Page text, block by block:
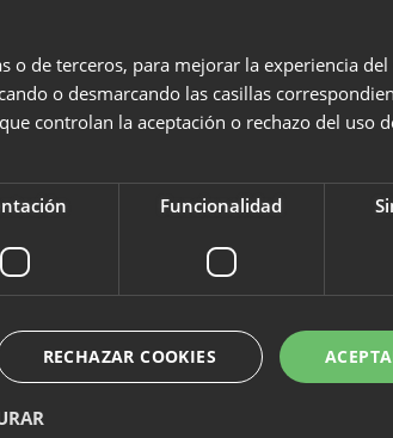
o de terceros, para mejorar la experiencia
o desmarcando las casillas
controlan la aceptación o rechazo del uso
Funcionalidad
RECHAZAR COOKIES